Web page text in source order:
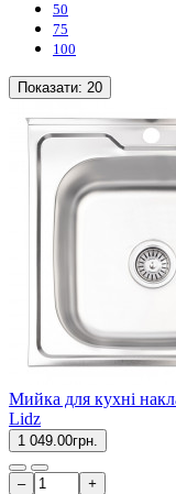
50
75
100
Показати: 20
Мийка для кухні
Lidz
1 049.00грн.
– +